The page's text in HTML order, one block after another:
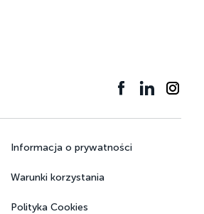
Informacja o prywatności
Warunki korzystania
Polityka Cookies